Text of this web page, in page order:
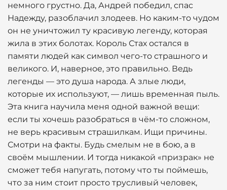
немного грустно. Да, Андрей победил, спас
Надежду, разоблачил злодеев. Но каким-то чудом
он не уничтожил ту красивую легенду, которая
жила в этих болотах. Король Стах остался в
памяти людей как символ чего-то страшного и
великого. И, наверное, это правильно. Ведь
легенды — это душа народа. А злые люди,
которые их используют, — лишь временная пыль.
Эта книга научила меня одной важной вещи:
если ты хочешь разобраться в чём-то сложном,
не верь красивым страшилкам. Ищи причины.
Смотри на факты. Будь смелым не в бою, а в
своём мышлении. И тогда никакой «призрак» не
сможет тебя напугать, потому что ты поймешь,
что за ним стоит просто трусливый человек,